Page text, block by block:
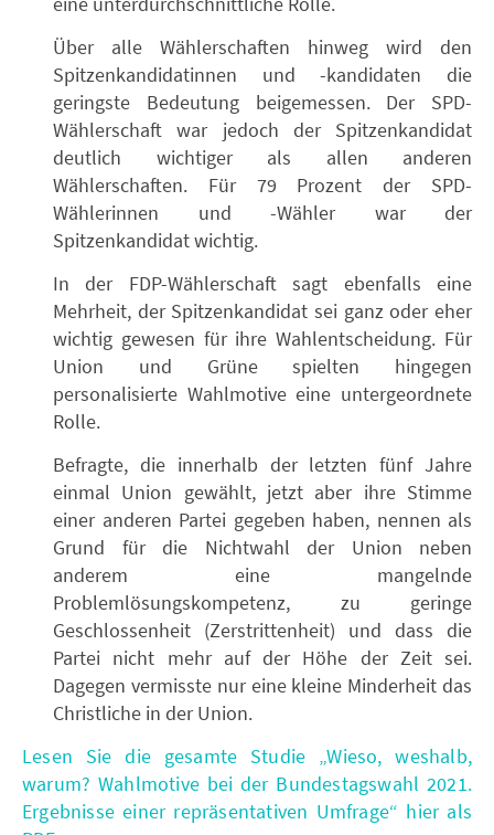
Über alle Wählerschaften hinweg wird den
Spitzenkandidatinnen und -kandidaten die
geringste Bedeutung beigemessen. Der SPD-
Wählerschaft war jedoch der Spitzenkandidat
deutlich wichtiger als allen anderen
Wählerschaften. Für 79 Prozent der SPD-
Wählerinnen und -Wähler war der
Spitzenkandidat wichtig.
In der FDP-Wählerschaft sagt ebenfalls eine
Mehrheit, der Spitzenkandidat sei ganz oder eher
wichtig gewesen für ihre Wahlentscheidung. Für
Union und Grüne spielten hingegen
personalisierte Wahlmotive eine untergeordnete
Rolle.
Befragte, die innerhalb der letzten fünf Jahre
einmal Union gewählt, jetzt aber ihre Stimme
einer anderen Partei gegeben haben, nennen als
Grund für die Nichtwahl der Union neben
anderem eine mangelnde
Problemlösungskompetenz, zu geringe
Geschlossenheit (Zerstrittenheit) und dass die
Partei nicht mehr auf der Höhe der Zeit sei.
Dagegen vermisste nur eine kleine Minderheit das
Christliche in der Union.
Lesen Sie die gesamte Studie „Wieso, weshalb,
warum? Wahlmotive bei der Bundestagswahl 2021.
Ergebnisse einer repräsentativen Umfrage“ hier als